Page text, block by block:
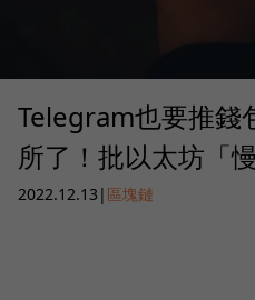
Telegram也要推錢
所了！批以太坊「
2022.12.13 | 區塊鏈